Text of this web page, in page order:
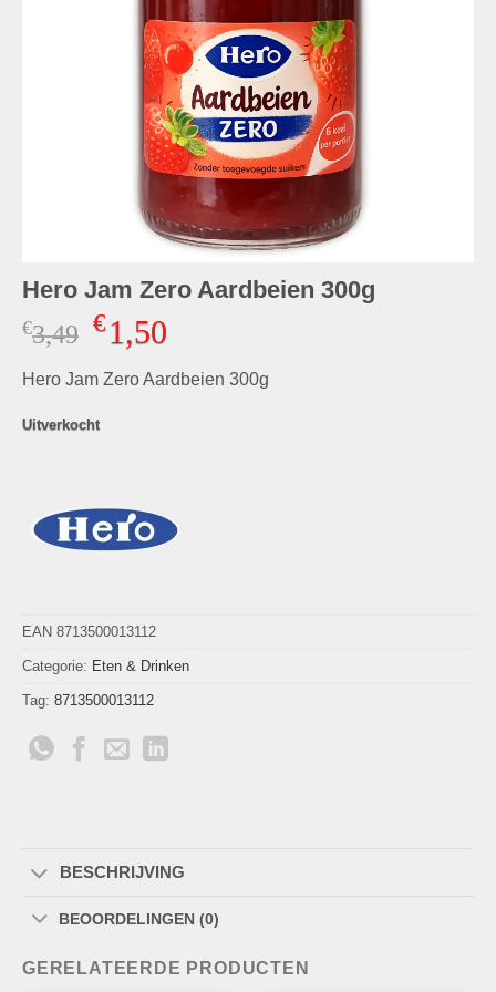
Hero Jam Zero Aardbeien 300g
€3,49 Oorspronkelijke
prijs
was:
€1,50Huidige
is:
Hero Jam Zero Aardbeien 300g
Uitverkocht
EAN 8713500013112
Categorie: Eten & Drinken
Tag: 8713500013112
BESCHRIJVING
BEOORDELINGEN (0)
GERELATEERDE PRODUCTEN